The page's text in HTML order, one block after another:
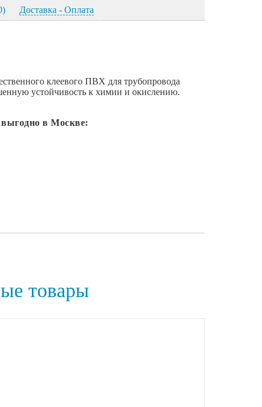
Доставка - Оплата
клеевого ПВХ для трубопровода
устойчивость к химии и окислению.
в Москве:
товары